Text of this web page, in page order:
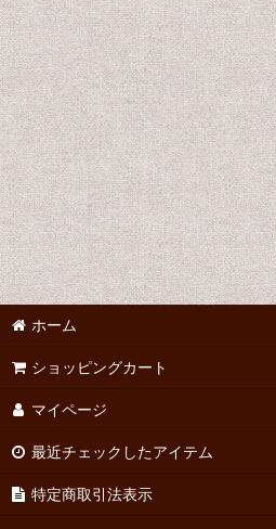
劇作家・舞台人（日本） (全商品)
蘆原英了
井上ひさし
岩松了
唐十郎
如月小春
岸田國士
久保田万太郎
ホーム
ショッピングカート
マイページ
最近チェックしたアイテム
特定商取引法表示